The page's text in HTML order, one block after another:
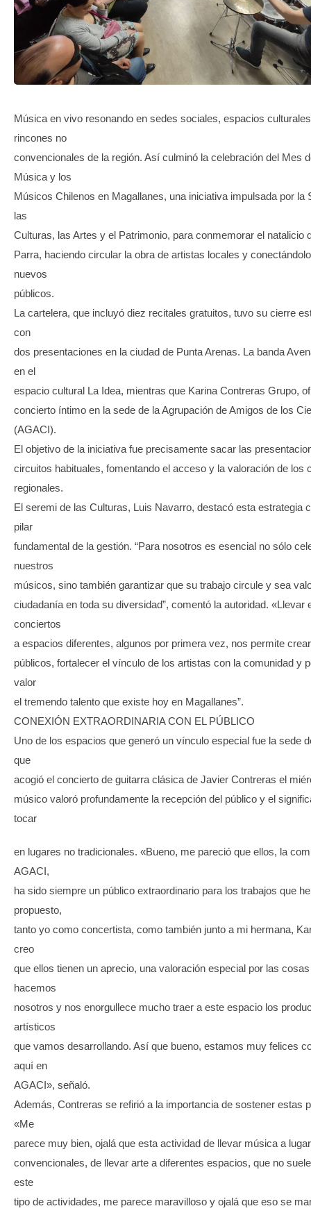
Música en vivo resonando en sedes sociales, espacios
rincones no
convencionales de la región. Así culminó la celebración del Mes
Música y los
Músicos Chilenos en Magallanes, una iniciativa impulsada por la
las
Culturas, las Artes y el Patrimonio, para conmemorar el natalicio
Parra, haciendo circular la obra de artistas locales y
nuevos
públicos.
La cartelera, que incluyó diez recitales gratuitos, tuvo su cierre
con
dos presentaciones en la ciudad de Punta Arenas. La banda
en el
espacio cultural La Idea, mientras que Karina Contreras Grupo,
concierto íntimo en la sede de la Agrupación de Amigos de los
(AGACI).
El objetivo de la iniciativa fue precisamente sacar las
circuitos habituales, fomentando el acceso y la valoración de los
regionales.
El seremi de las Culturas, Luis Navarro, destacó esta estrategia
pilar
fundamental de la gestión. “Para nosotros es esencial no sólo
nuestros
músicos, sino también garantizar que su trabajo circule y sea
ciudadanía en toda su diversidad”, comentó la autoridad. «Llevar
conciertos
a espacios diferentes, algunos por primera vez, nos permite
públicos, fortalecer el vínculo de los artistas con la comunidad y
valor
el tremendo talento que existe hoy en Magallanes”.
CONEXIÓN EXTRAORDINARIA CON EL PÚBLICO
Uno de los espacios que generó un vínculo especial fue la sede
que
acogió el concierto de guitarra clásica de Javier Contreras el
músico valoró profundamente la recepción del público y el
tocar
en lugares no tradicionales. «Bueno, me pareció que ellos, la
AGACI,
ha sido siempre un público extraordinario para los trabajos que
propuesto,
tanto yo como concertista, como también junto a mi hermana,
creo
que ellos tienen un aprecio, una valoración especial por las
hacemos
nosotros y nos enorgullece mucho traer a este espacio los
artísticos
que vamos desarrollando. Así que bueno, estamos muy felices
aquí en
AGACI», señaló.
Además, Contreras se refirió a la importancia de sostener estas
«Me
parece muy bien, ojalá que esta actividad de llevar música a
convencionales, de llevar arte a diferentes espacios, que no
este
tipo de actividades, me parece maravilloso y ojalá que eso se